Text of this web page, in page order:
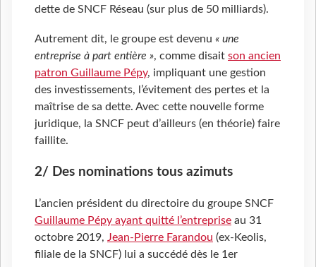
dette de SNCF Réseau (sur plus de 50 milliards).
Autrement dit, le groupe est devenu « une
entreprise à part entière », comme disait son ancien
patron Guillaume Pépy, impliquant une gestion
des investissements, l’évitement des pertes et la
maîtrise de sa dette. Avec cette nouvelle forme
juridique, la SNCF peut d’ailleurs (en théorie) faire
faillite.
2/ Des nominations tous azimuts
L’ancien président du directoire du groupe SNCF
Guillaume Pépy ayant quitté l’entreprise au 31
octobre 2019, Jean-Pierre Farandou (ex-Keolis,
filiale de la SNCF) lui a succédé dès le 1er